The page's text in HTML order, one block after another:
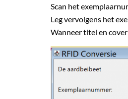
Scan het
Leg vervolgens het
Wanneer titel en